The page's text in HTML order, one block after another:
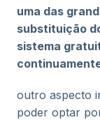
uma das
substituição
sistema
outro aspecto
poder optar